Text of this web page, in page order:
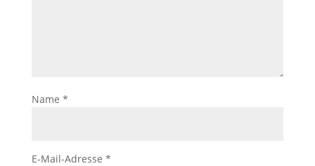
Name *
E-Mail-Adresse *